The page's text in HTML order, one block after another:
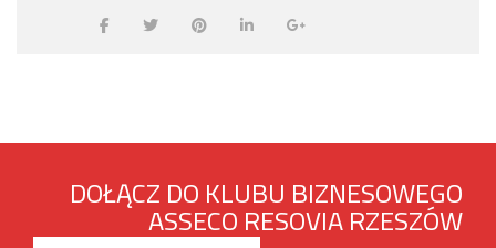
DOŁĄCZ DO KLUBU BIZNESOWEGO
ASSECO RESOVIA RZESZÓW